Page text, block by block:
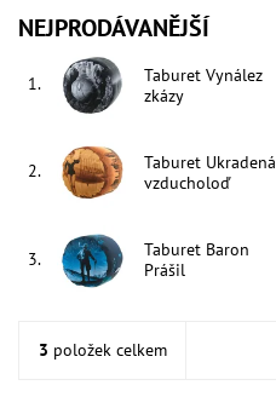
NEJPRODÁVANĚJŠÍ
1.
Taburet Vynález
zkázy
2.
Taburet Ukradená
vzducholoď
3.
Taburet Baron
Prášil
3 položek celkem